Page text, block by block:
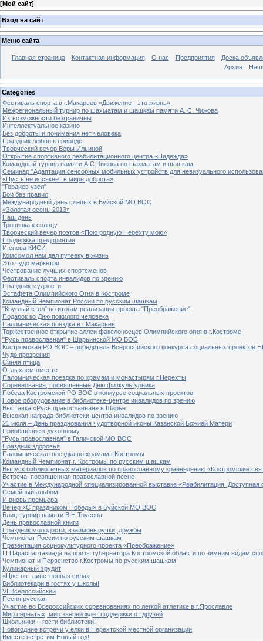
[Мой сайт]
Вход на сайт
Меню сайта
Главная страница Контактная информация О нас Предприятия
Доска
Архив
Categories
Фестиваль спорта в г.Макарьев «Движение - это жизнь»
Межрегиональный турнир по шахматам и шашкам памяти А. С. Чижова
Их возможности безграничны
Интеллектуальное казино
Без доброты и понимания нет человека
Праздник любви к природе
Творческий вечер Веры Ильиной
Открытие спортивного реабилитационного центра «Надежда»
Командный турнир памяти А.С.Чижова по шахматам и шашкам
Семинар "Адаптация сенсорных мобильных устройств для невизуального
«Пусть не иссякнет в мире доброта»
"Гордиев узел"
Бои без правил
Международный день слепых в Буйской МО ВОС
«Золотая осень-2013»
Наш день
Тропинка к солнцу
Творческий вечер поэтов «Пою родную Нерехту мою»
Поддержка предприятия
И снова КИСИ
Комсомол нам дал путевку в жизнь
Это чудо маркетри
Чествование лучших спортсменов
Фестиваль спорта инвалидов по зрению
Праздник мудрости
Эстафета Олимпийского Огня в Костроме
Командный Чемпионат России по русским шашкам
"Круглый стол" по итогам реализации проекта "Преображение"
Подарок ко Дню пожилого человека
Паломническая поездка в г.Макарьев
Торжественное открытие аллеи факелоносцев Олимпийского огня в г.Костроме
"Русь православная" в Шарьинской МО ВОС
Костромская РО ВОС – победитель Всероссийского конкурса социальных проектов
Чудо прозрения
Синяя птица
Отдыхаем вместе
Паломническая поездка по храмам и монастырям г.Нерехты
Соревнования, посвященные Дню физкультурника
Победа Костромской РО ВОС в конкурсе социальных проектов
Новое оборудование в библиотеке-центре инвалидов по зрению
Выставка «Русь православная» в Шарье
Высокая награда библиотеки-центра инвалидов по зрению
21 июля – День празднования чудотворной иконы Казанской Божией Матери
Приобщение к духовному
"Русь православная" в Галичской МО ВОС
Праздник здоровья
Паломническая поездка по храмам г.Костромы
Командный Чемпионат г. Костромы по русским шашкам
Выпуск библиотечных материалов по православному краеведению «Костромские
Встреча, посвященная православной песне
Участие в Международной специализированной выставке «Реабилитация. Доступная
Семейный альбом
И вновь премьера
Вечер «С праздником Победы» в Буйской МО ВОС
Блиц-турнир памяти В.Н.Трусова
День православной книги
Праздник молодости, взаимовыручки, дружбы
Чемпионат России по русским шашкам
Презентация социокультурного проекта «Преображение»
III Параспартакиада на призы губернатора Костромской области по зимним видам
Чемпионат и Первенство г.Костромы по русским шашкам
Кулинарный эрудит
«Цветов таинственная сила»
Библиотекари в гостях у школы!
VI Всероссийский
Песня русская
Участие во Всероссийских соревнованиях по легкой атлетике в г.Ярославле
Мир пернатых, мир зверей ждёт поддержки от друзей
Школьники – гости библиотеки!
Новогодние встречи у ёлки в Нерехтской местной организации
Вместе встретим Новый год!